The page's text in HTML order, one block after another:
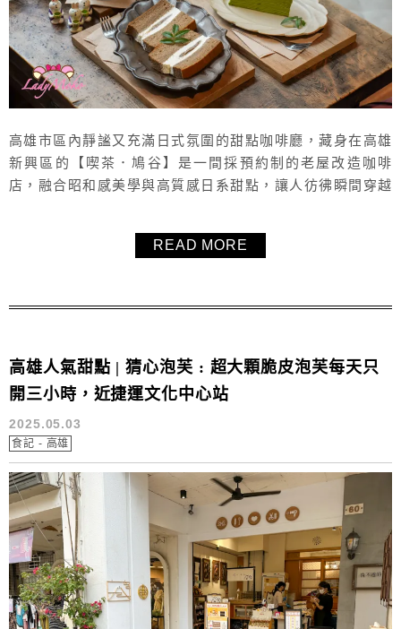
高雄市區內靜謐又充滿日式氛圍的甜點咖啡廳，藏身在高雄
新興區的【喫茶．鳩谷】是一間採預約制的老屋改造咖啡
店，融合昭和感美學與高質感日系甜點，讓人彷彿瞬間穿越
質空間設計，都讓抹茶控與文青族群愛不釋手，是來高雄旅
遊不能錯過的甜點景點，更是抹茶控不能錯過的日式抹茶甜
READ MORE
高雄人氣甜點 | 猜心泡芙 : 超大顆脆皮泡芙每天只
開三小時，近捷運文化中心站
2025.05.03
食記 - 高雄